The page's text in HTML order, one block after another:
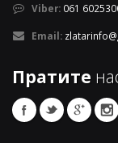
Viber: 061
Email:
Пратите